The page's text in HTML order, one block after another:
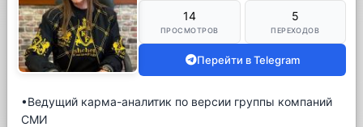
14
ПРОСМОТРОВ
5
ПЕРЕХОДОВ
Перейти в Telegram
•Ведущий карма-аналитик по версии группы компаний
СМИ